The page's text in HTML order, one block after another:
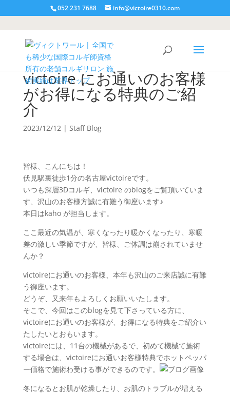
052 231 7688 info@victoire0310.com
victoire にお通いのお客様
がお得になる特典のご紹
介
2023/12/12| Staff Blog
皆様、こんにちは！
伏見駅裏徒歩1分の名古屋victoireです。
いつも深層3Dコルギ、victoire のblogをご覧頂いていま
す、沢山のお客様方誠に有難う御座います♪
本日はkaho が担当します。
ここ最近の気温が、寒くなったり暖かくなったり、寒暖
差の激しい季節ですが、皆様、ご体調は崩されていませ
んか？
victoireにお通いのお客様、本年も沢山のご来店誠に有難
う御座います。
どうぞ、又来年もよろしくお願いいたします。
そこで、今回はこのblogを見て下さっている方に、
victoireにお通いのお客様が、お得になる特典をご紹介い
たしたいとおもいます。
victoireには、11台の機械があるで、初めて機械て施術
する場合は、victoireにお通いお客様特典でホットペッパ
ー価格で施術わ受ける事ができるのです。
冬になるとお肌が乾燥したり、お肌のトラブルが増える